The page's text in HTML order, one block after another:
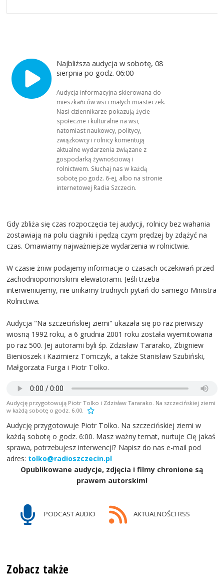
Najbliższa audycja w sobotę, 08
sierpnia po godz. 06:00
Audycja informacyjna skierowana do
mieszkańców wsi i małych miasteczek.
Nasi dziennikarze pokazują życie
społeczne i kulturalne na wsi,
natomiast naukowcy, politycy,
związkowcy i rolnicy komentują
aktualne wydarzenia związane z
gospodarką żywnościową i
rolnictwem. Słuchaj nas w każdą
sobotę po godz. 6-ej, albo na stronie
internetowej Radia Szczecin.
Gdy zbliża się czas rozpoczęcia tej audycji, rolnicy bez wahania
zostawiają na polu ciągniki i pędzą czym prędzej by zdążyć na
czas. Omawiamy najważniejsze wydarzenia w rolnictwie.
W czasie żniw podajemy informacje o czasach oczekiwań przed
zachodniopomorskimi elewatorami. Jeśli trzeba -
interweniujemy, nie unikamy trudnych pytań do samego Ministra
Rolnictwa.
Audycja "Na szczecińskiej ziemi" ukazała się po raz pierwszy
wiosną 1992 roku, a 6 grudnia 2001 roku została wyemitowana
po raz 500. Jej autorami byli śp. Zdzisław Tararako, Zbigniew
Bienioszek i Kazimierz Tomczyk, a także Stanisław Szubiński,
Małgorzata Furga i Piotr Tolko.
Audycję przygotowują Piotr Tolko i Zdzisław Tararako. Na szczecińskiej ziemi
w każdą sobotę o godz. 6.00.
Audycję przygotowuje Piotr Tolko. Na szczecińskiej ziemi w
każdą sobotę o godz. 6:00. Masz ważny temat, nurtuje Cię jakaś
sprawa, potrzebujesz interwencji? Napisz do nas e-mail pod
adres: tolko@radioszczecin.pl
Opublikowane audycje, zdjęcia i filmy chronione są
prawem autorskim!
PODCAST AUDIO AKTUALNOŚCI RSS
Zobacz także